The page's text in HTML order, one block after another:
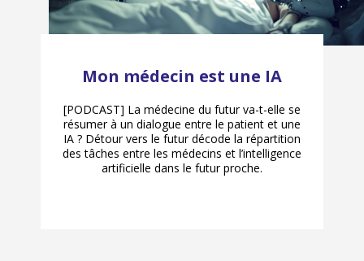
Mon médecin est une IA
[PODCAST] La médecine du futur va-t-elle se
résumer à un dialogue entre le patient et une
IA ? Détour vers le futur décode la répartition
des tâches entre les médecins et l’intelligence
artificielle dans le futur proche.